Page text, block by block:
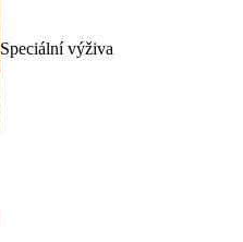
Speciální výživa